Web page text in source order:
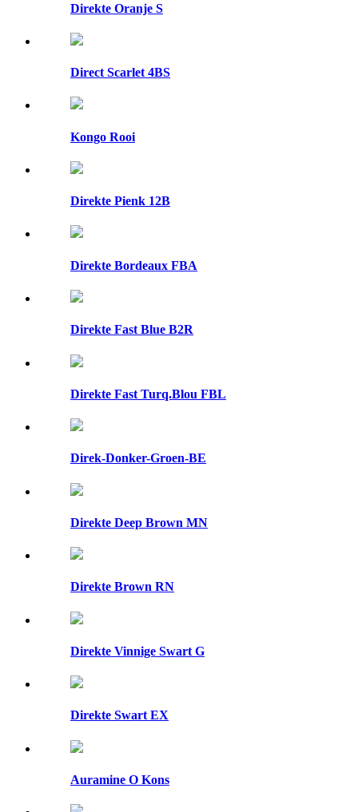
Direkte Oranje S
Direct Scarlet 4BS
Kongo Rooi
Direkte Pienk 12B
Direkte Bordeaux FBA
Direkte Fast Blue B2R
Direkte Fast Turq.Blou FBL
Direk-Donker-Groen-BE
Direkte Deep Brown MN
Direkte Brown RN
Direkte Vinnige Swart G
Direkte Swart EX
Auramine O Kons